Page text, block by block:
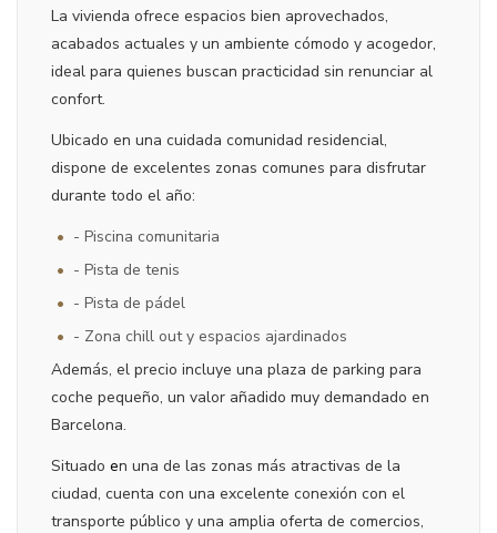
La vivienda ofrece espacios bien aprovechados,
acabados actuales y un ambiente cómodo y acogedor,
ideal para quienes buscan practicidad sin renunciar al
confort.
Ubicado en una cuidada comunidad residencial,
dispone de excelentes zonas comunes para disfrutar
durante todo el año:
• - Piscina comunitaria
• - Pista de tenis
• - Pista de pádel
• - Zona chill out y espacios ajardinados
Además, el precio incluye una plaza de parking para
coche pequeño, un valor añadido muy demandado en
Barcelona.
Situado en una de las zonas más atractivas de la
ciudad, cuenta con una excelente conexión con el
transporte público y una amplia oferta de comercios,